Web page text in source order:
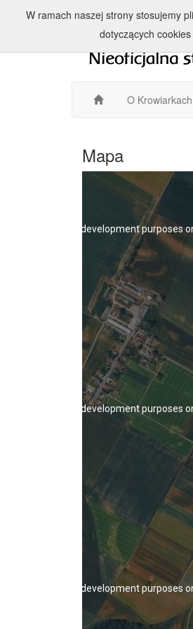
O Krowiarkach
Mapa
For development purposes
For development purposes
For development purposes
W ramach naszej strony stosujemy
dotyczących